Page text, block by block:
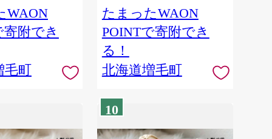
WAON
寄附でき
毛町
たまったWAON
POINTで寄附でき
る！
北海道増毛町
10